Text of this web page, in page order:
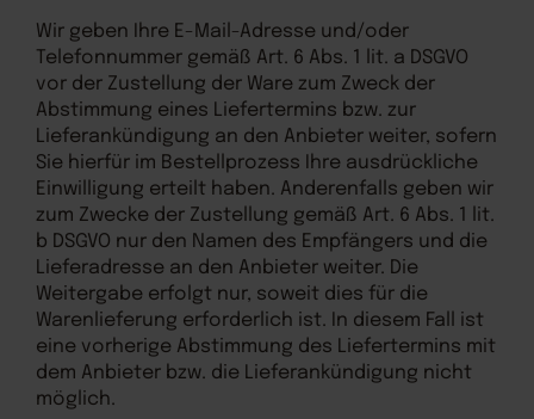
Wir geben Ihre E-Mail-Adresse und/oder
Telefonnummer gemäß Art. 6 Abs. 1 lit. a DSGVO
vor der Zustellung der Ware zum Zweck der
Abstimmung eines Liefertermins bzw. zur
Lieferankündigung an den Anbieter weiter, sofern
Sie hierfür im Bestellprozess Ihre ausdrückliche
Einwilligung erteilt haben. Anderenfalls geben wir
zum Zwecke der Zustellung gemäß Art. 6 Abs. 1 lit.
b DSGVO nur den Namen des Empfängers und die
Lieferadresse an den Anbieter weiter. Die
Weitergabe erfolgt nur, soweit dies für die
Warenlieferung erforderlich ist. In diesem Fall ist
eine vorherige Abstimmung des Liefertermins mit
dem Anbieter bzw. die Lieferankündigung nicht
möglich.